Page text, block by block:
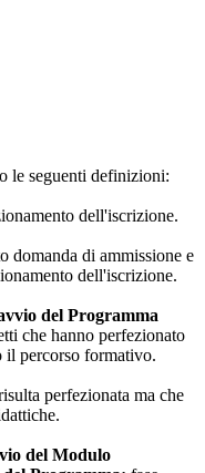
le seguenti definizioni:
dell'iscrizione.
domanda di ammissione e
dell'iscrizione.
del Programma
che hanno perfezionato
il percorso formativo.
perfezionata ma che
del Modulo